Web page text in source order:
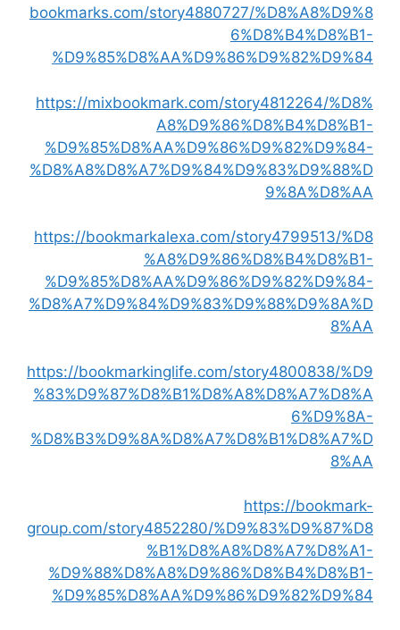
bookmarks.com/story4880727/%D8%A8%D9%8
6%D8%B4%D8%B1-
%D9%85%D8%AA%D9%86%D9%82%D9%84
https://mixbookmark.com/story4812264/%D8%
A8%D9%86%D8%B4%D8%B1-
%D9%85%D8%AA%D9%86%D9%82%D9%84-
%D8%A8%D8%A7%D9%84%D9%83%D9%88%D
9%8A%D8%AA
https://bookmarkalexa.com/story4799513/%D8
%A8%D9%86%D8%B4%D8%B1-
%D9%85%D8%AA%D9%86%D9%82%D9%84-
%D8%A7%D9%84%D9%83%D9%88%D9%8A%D
8%AA
https://bookmarkinglife.com/story4800838/%D9
%83%D9%87%D8%B1%D8%A8%D8%A7%D8%A
6%D9%8A-
%D8%B3%D9%8A%D8%A7%D8%B1%D8%A7%D
8%AA
https://bookmark-
group.com/story4852280/%D9%83%D9%87%D8
%B1%D8%A8%D8%A7%D8%A1-
%D9%88%D8%A8%D9%86%D8%B4%D8%B1-
%D9%85%D8%AA%D9%86%D9%82%D9%84